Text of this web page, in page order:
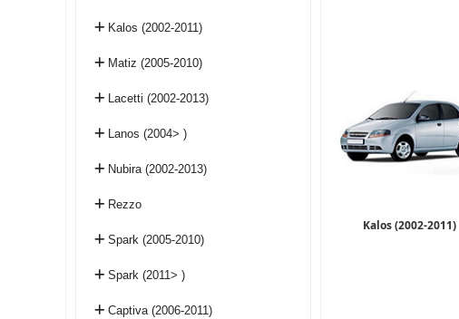
Kalos (2002-2011)
Matiz (2005-2010)
Lacetti (2002-2013)
Lanos (2004> )
Nubira (2002-2013)
Rezzo
Spark (2005-2010)
Spark (2011> )
Captiva (2006-2011)
Kalos (2002-2011)